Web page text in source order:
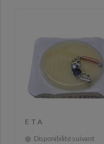
ETA
Disponibilité suivant